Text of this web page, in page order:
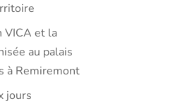
VICA et la
au palais
à Remiremont
jours